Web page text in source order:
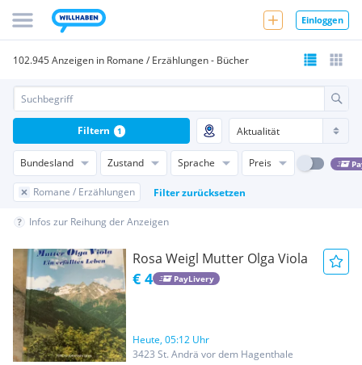
Einloggen
102.945 Anzeigen in Romane / Erzählungen - Bücher
Bundesland Zustand Sprache Preis
Romane / Erzählungen Filter zurücksetzen
Filtern 1
Infos zur Reihung der Anzeigen
Rosa Weigl Mutter Olga Viola
€ 4 PayLivery
Heute, 05:12 Uhr
3423 St. Andrä vor dem Hagenthale